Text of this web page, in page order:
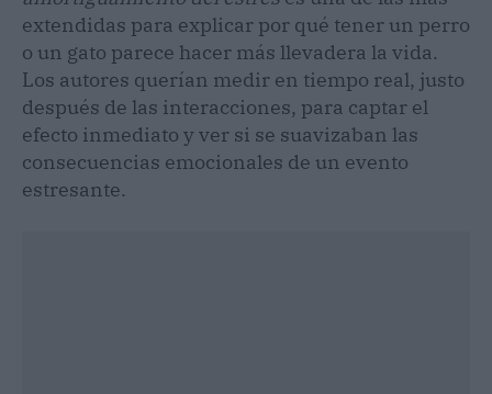
extendidas para explicar por qué tener un perro
o un gato parece hacer más llevadera la vida.
Los autores querían medir en tiempo real, justo
después de las interacciones, para captar el
efecto inmediato y ver si se suavizaban las
consecuencias emocionales de un evento
estresante.